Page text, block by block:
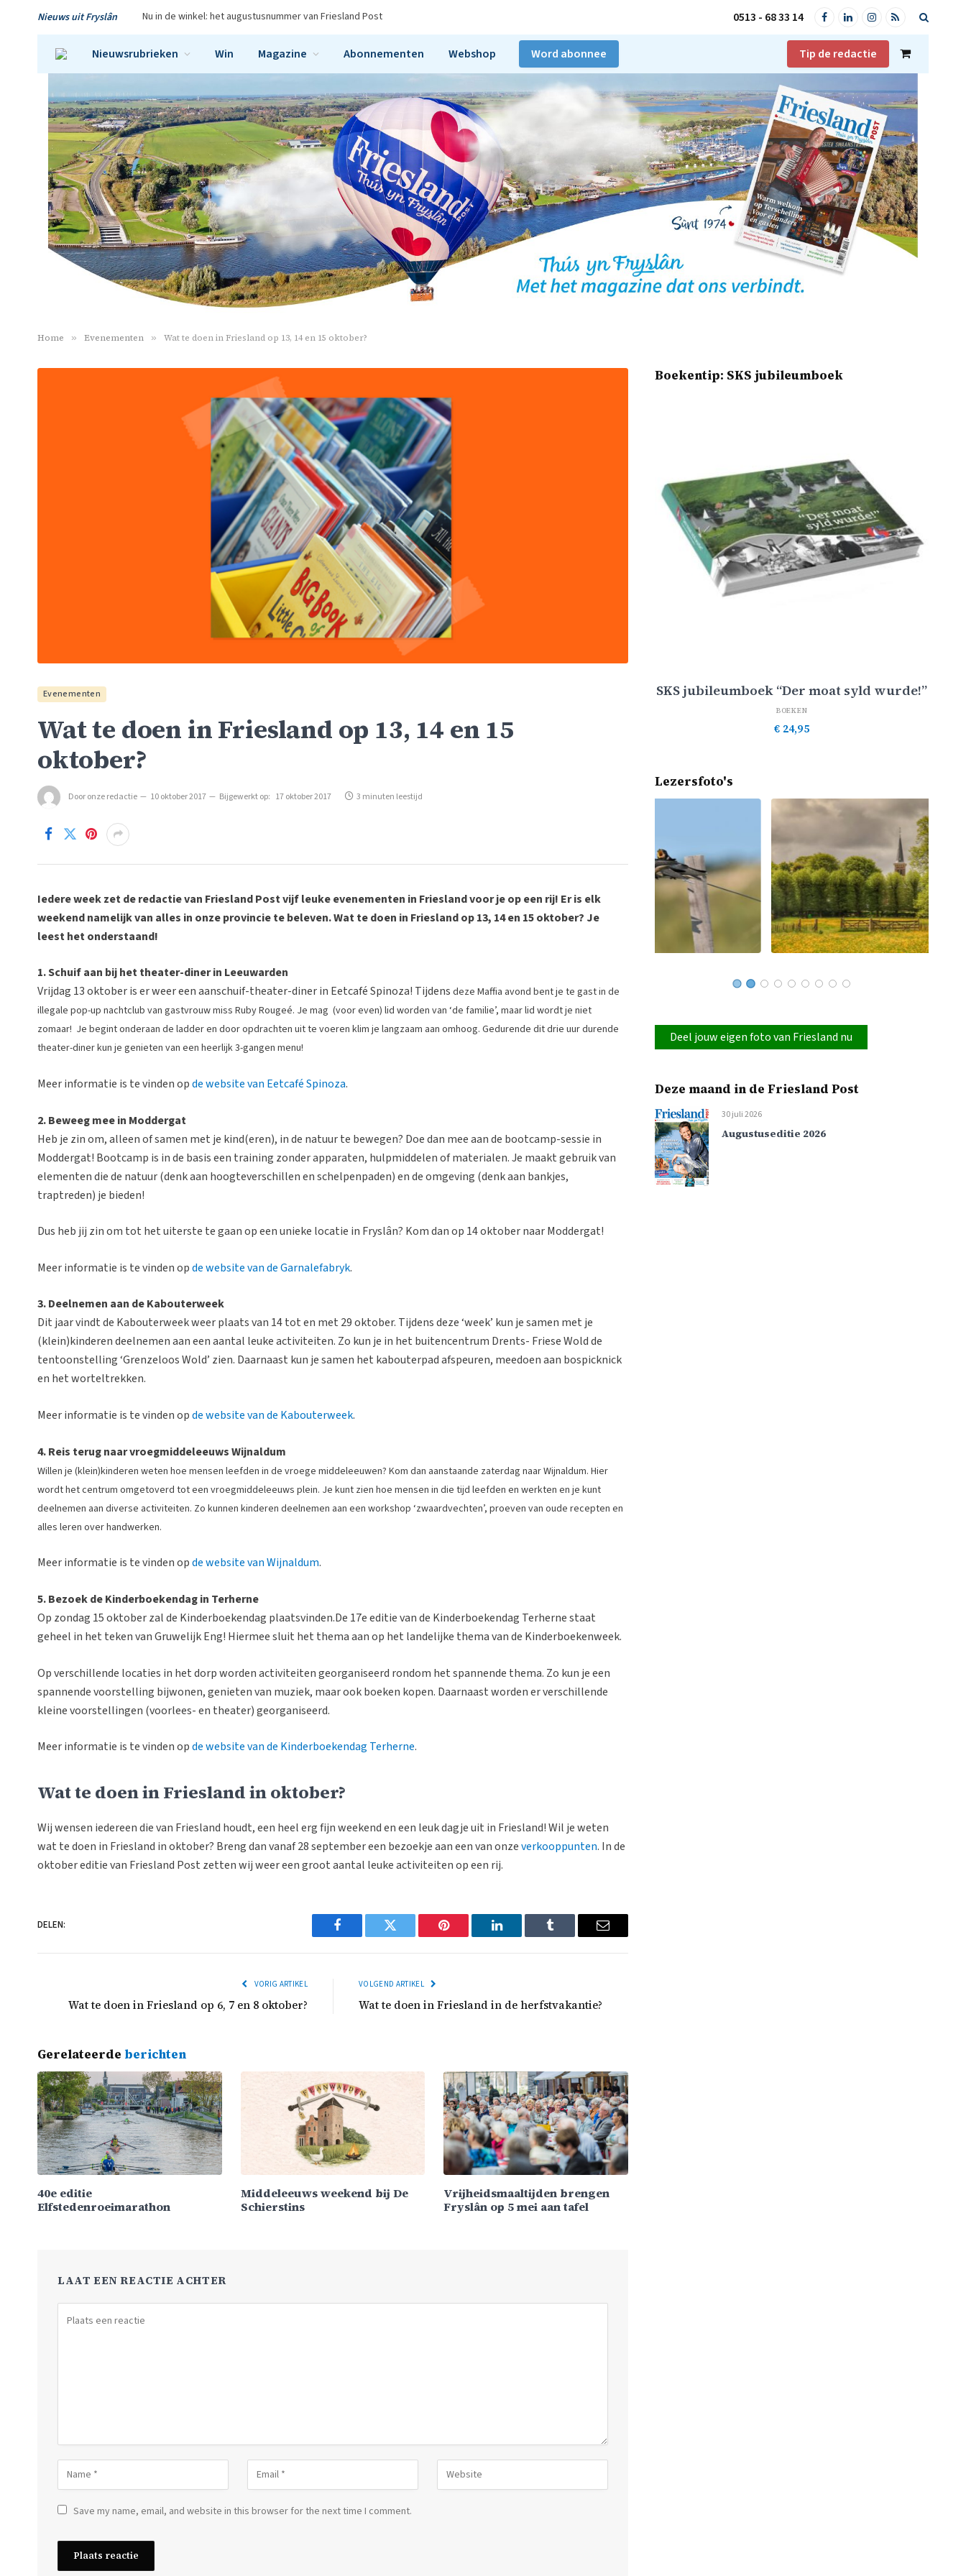
Nieuws uit Fryslân Nu in de winkel: het augustusnummer van Friesland Post 0513 - 68 33 14 FacebookLinkedInInstagram
RSS
Nieuwsrubrieken Win Magazine Abonnementen Webshop Word abonnee Tip de redactie
Shopping
Cart
Home » Evenementen » Wat te doen in Friesland op 13, 14 en 15 oktober?
Evenementen
Wat te doen in Friesland op 13, 14 en 15
oktober?
Dooronze redactie 10 oktober 2017 Bijgewerkt op: 17 oktober 2017 3 minuten leestijd
Iedere week zet de redactie van Friesland Post vijf leuke evenementen in Friesland voor je op een rij! Er is elk
weekend namelijk van alles in onze provincie te beleven. Wat te doen in Friesland op 13, 14 en 15 oktober? Je
leest het onderstaand!
1. Schuif aan bij het theater-diner in Leeuwarden
Vrijdag 13 oktober is er weer een aanschuif-theater-diner in Eetcafé Spinoza! Tijdens deze Maffia avond bent je te gast in de
illegale pop-up nachtclub van gastvrouw miss Ruby Rougeé. Je mag (voor even) lid worden van ‘de familie’, maar lid wordt je niet
zomaar! Je begint onderaan de ladder en door opdrachten uit te voeren klim je langzaam aan omhoog. Gedurende dit drie uur durende
theater-diner kun je genieten van een heerlijk 3-gangen menu!
Meer informatie is te vinden opde website van Eetcafé Spinoza.
2. Beweeg mee in Moddergat
Heb je zin om, alleen of samen met je kind(eren), in de natuur te bewegen? Doe dan mee aan de bootcamp-sessie in
Moddergat! Bootcamp is in de basis een training zonder apparaten, hulpmiddelen of materialen. Je maakt gebruik van
elementen die de natuur (denk aan hoogteverschillen en schelpenpaden) en de omgeving (denk aan bankjes,
traptreden) je bieden!
Dus heb jij zin om tot het uiterste te gaan op een unieke locatie in Fryslân? Kom dan op 14 oktober naar Moddergat!
Meer informatie is te vinden opde website van de Garnalefabryk.
3. Deelnemen aan de Kabouterweek
Dit jaar vindt de Kabouterweek weer plaats van 14 tot en met 29 oktober. Tijdens deze ‘week’ kun je samen met je
(klein)kinderen deelnemen aan een aantal leuke activiteiten. Zo kun je in het buitencentrum Drents- Friese Wold de
tentoonstelling ‘Grenzeloos Wold’ zien. Daarnaast kun je samen het kabouterpad afspeuren, meedoen aan bospicknick
en het worteltrekken.
Meer informatie is te vinden opde website van de Kabouterweek.
4. Reis terug naar vroegmiddeleeuws Wijnaldum
Willen je (klein)kinderen weten hoe mensen leefden in de vroege middeleeuwen? Kom dan aanstaande zaterdag naar Wijnaldum. Hier
wordt het centrum omgetoverd tot een vroegmiddeleeuws plein. Je kunt zien hoe mensen in die tijd leefden en werkten en je kunt
deelnemen aan diverse activiteiten. Zo kunnen kinderen deelnemen aan een workshop ‘zwaardvechten’, proeven van oude recepten en
alles leren over handwerken.
Meer informatie is te vinden opde website van Wijnaldum.
5. Bezoek de Kinderboekendag in Terherne
Op zondag 15 oktober zal de Kinderboekendag plaatsvinden.De 17e editie van de Kinderboekendag Terherne staat
geheel in het teken van Gruwelijk Eng! Hiermee sluit het thema aan op het landelijke thema van de Kinderboekenweek.
Op verschillende locaties in het dorp worden activiteiten georganiseerd rondom het spannende thema. Zo kun je een
spannende voorstelling bijwonen, genieten van muziek, maar ook boeken kopen. Daarnaast worden er verschillende
kleine voorstellingen (voorlees- en theater) georganiseerd.
Meer informatie is te vinden opde website van de Kinderboekendag Terherne.
Wat te doen in Friesland in oktober?
Wij wensen iedereen die van Friesland houdt, een heel erg fijn weekend en een leuk dagje uit in Friesland! Wil je weten
wat te doen in Friesland in oktober? Breng dan vanaf 28 september een bezoekje aan een van onzeverkooppunten. In de
oktober editie van Friesland Post zetten wij weer een groot aantal leuke activiteiten op een rij.
DELEN:
Facebook Twitter Pinterest LinkedIn Tumblr Email
VORIG ARTIKEL
Wat te doen in Friesland op 6, 7 en 8 oktober?
VOLGEND ARTIKEL
Wat te doen in Friesland in de herfstvakantie?
Gerelateerde berichten
40e editie
Elfstedenroeimarathon
Middeleeuws weekend bij De
Schierstins
Vrijheidsmaaltijden brengen
Fryslân op 5 mei aan tafel
LAAT EEN REACTIE ACHTER
Save my name, email, and website in this browser for the next time I comment.
Boekentip: SKS jubileumboek
SKS jubileumboek “Der moat syld wurde!”
BOEKEN
€ 24,95
Lezersfoto's
Deel jouw eigen foto van Friesland nu
Deze maand in de Friesland Post
30 juli 2026
Augustuseditie 2026